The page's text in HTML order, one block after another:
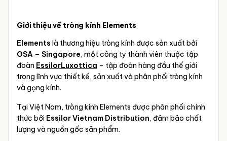
Giới thiệu về tròng kính Elements
Elements là thương hiệu tròng kính được sản xuất bởi
OSA – Singapore, một công ty thành viên thuộc tập
đoàn EssilorLuxottica – tập đoàn hàng đầu thế giới
trong lĩnh vực thiết kế, sản xuất và phân phối tròng kính
và gọng kính.
Tại Việt Nam, tròng kính Elements được phân phối chính
thức bởi Essilor Vietnam Distribution, đảm bảo chất
lượng và nguồn gốc sản phẩm.